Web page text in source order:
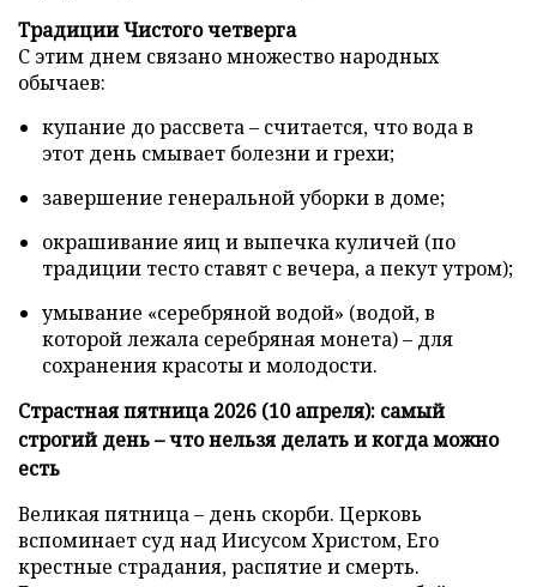
Традиции Чистого четверга
С этим днем связано множество народных
обычаев:
купание до рассвета – считается, что вода в
этот день смывает болезни и грехи;
завершение генеральной уборки в доме;
окрашивание яиц и выпечка куличей (по
традиции тесто ставят с вечера, а пекут утром);
умывание «серебряной водой» (водой, в
которой лежала серебряная монета) – для
сохранения красоты и молодости.
Страстная пятница 2026 (10 апреля): самый
строгий день – что нельзя делать и когда можно
есть
Великая пятница – день скорби. Церковь
вспоминает суд над Иисусом Христом, Его
крестные страдания, распятие и смерть.